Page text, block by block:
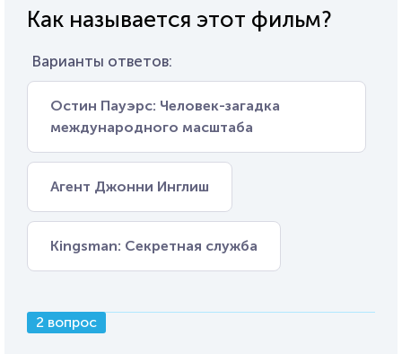
Как называется этот фильм?
Варианты ответов:
Остин Пауэрс: Человек-загадка
международного масштаба
Агент Джонни Инглиш
Kingsman: Секретная служба
2 вопрос